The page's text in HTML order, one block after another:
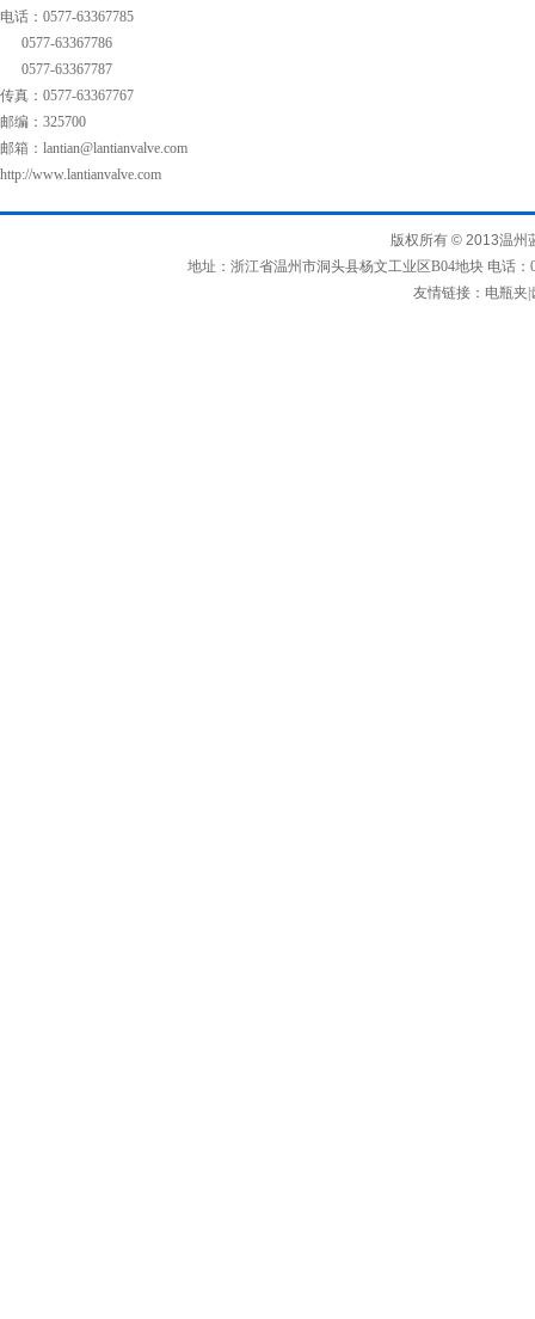
电话：0577-63367785
0577-63367786
0577-63367787
传真：0577-63367767
邮编：325700
邮箱： lantian@lantianvalve.com
http://www.lantianvalve.com
版权所有 © 2013温州
地址：浙江省温州市洞头县杨文工业区B04地块 电话：
友情链接： 电瓶夹